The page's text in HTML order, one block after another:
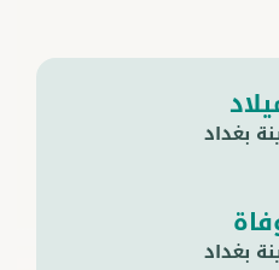
بغداد
بغداد